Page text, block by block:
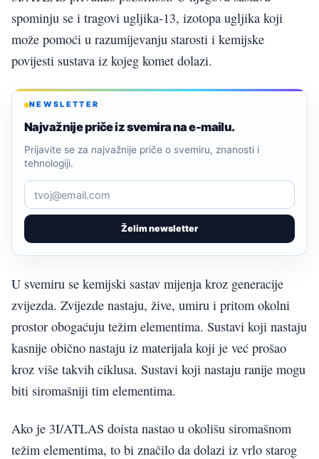
spominju se i tragovi ugljika-13, izotopa ugljika koji
može pomoći u razumijevanju starosti i kemijske
povijesti sustava iz kojeg komet dolazi.
NEWSLETTER
Najvažnije priče iz svemira na e-mailu.
Želim newsletter
Prijavite se za najvažnije priče o svemiru, znanosti i
tehnologiji.
U svemiru se kemijski sastav mijenja kroz generacije
zvijezda. Zvijezde nastaju, žive, umiru i pritom okolni
prostor obogaćuju težim elementima. Sustavi koji nastaju
kasnije obično nastaju iz materijala koji je već prošao
kroz više takvih ciklusa. Sustavi koji nastaju ranije mogu
biti siromašniji tim elementima.
Ako je 3I/ATLAS doista nastao u okolišu siromašnom
težim elementima, to bi značilo da dolazi iz vrlo starog